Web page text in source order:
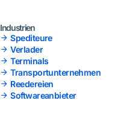
Industrien
Spediteure
Verlader
Terminals
Transportunternehmen
Reedereien
Softwareanbieter